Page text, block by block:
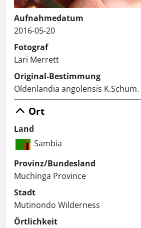
Aufnahmedatum
2016-05-20
Fotograf
Lari Merrett
Original-Bestimmung
Oldenlandia angolensis K.Schum.
Ort
Land
Sambia
Provinz/Bundesland
Muchinga Province
Stadt
Mutinondo Wilderness
Örtlichkeit